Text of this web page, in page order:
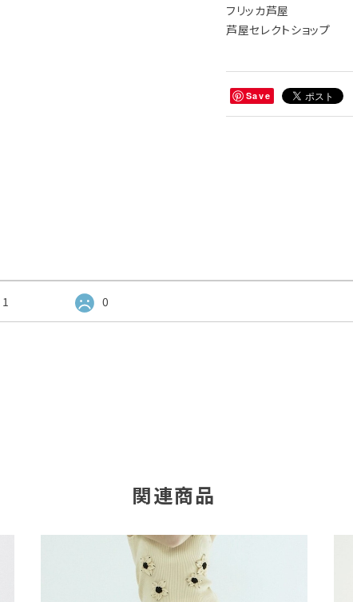
フリッカ芦屋
芦屋セレクトショップ
Save
1 0
関連商品